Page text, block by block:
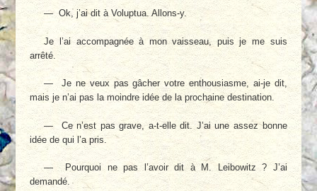
— Ok, j’ai dit à Voluptua. Allons-y.
Je l’ai accompagnée à mon vaisseau, puis je me suis
arrêté.
— Je ne veux pas gâcher votre enthousiasme, ai-je dit,
mais je n’ai pas la moindre idée de la prochaine destination.
— Ce n’est pas grave, a-t-elle dit. J’ai une assez bonne
idée de qui l’a pris.
— Pourquoi ne pas l’avoir dit à M. Leibowitz ? J’ai
demandé.